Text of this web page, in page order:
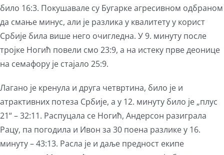
било 16:3. Покушавале су Бугарке агресивном одбраном
да смање минус, али је разлика у квалитету у корист
Србије била више него очигледна. У 9. минуту после
тројке Ногић повели смо 23:9, а на истеку прве деонице
на семафору је стајало 25:9.
Лагано је кренула и друга четвртина, било је и
атрактивних потеза Србије, а у 12. минуту било је „плус
21“ – 32:11. Распуцала се Ногић, Андерсон разиграла
Рацу, па погодила и Ивон за 30 поена разлике у 16.
минуту – 43:13. Расла је и даље предност екипе